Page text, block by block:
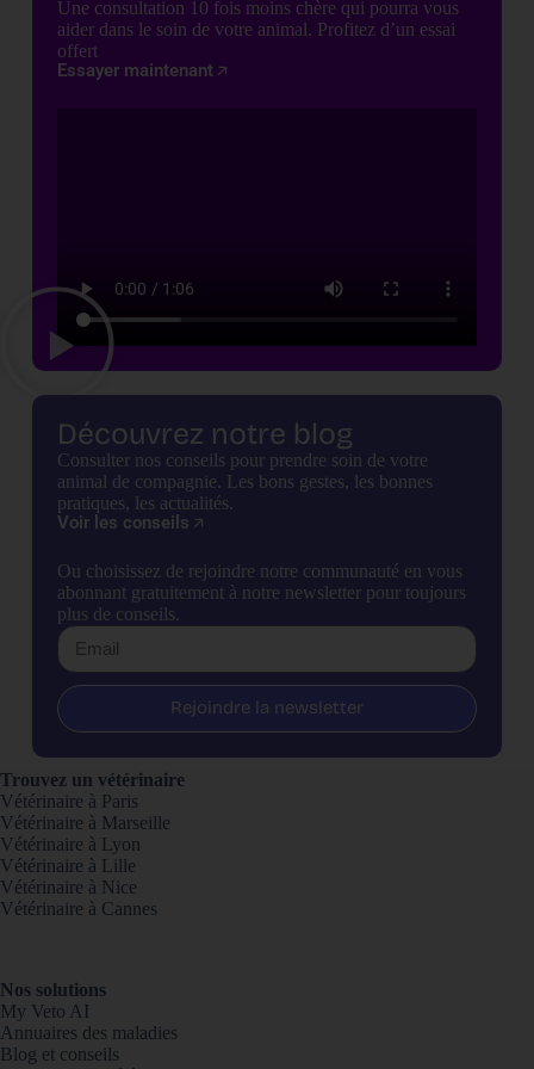
Une consultation 10 fois moins chère qui pourra vous
aider dans le soin de votre animal. Profitez d’un essai
offert
Essayer maintenant
Découvrez notre blog
Consulter nos conseils pour prendre soin de votre
animal de compagnie. Les bons gestes, les bonnes
pratiques, les actualités.
Voir les conseils
Ou choisissez de rejoindre notre communauté en vous
abonnant gratuitement à notre newsletter pour toujours
plus de conseils.
Rejoindre la newsletter
Trouvez un vétérinaire
Vétérinaire à Paris
Vétérinaire à Marseille
Vétérinaire à Lyon
Vétérinaire à Lille
Vétérinaire à Nice
Vétérinaire à Cannes
Nos solutions
My Veto AI
Annuaires des maladies
Blog et conseils